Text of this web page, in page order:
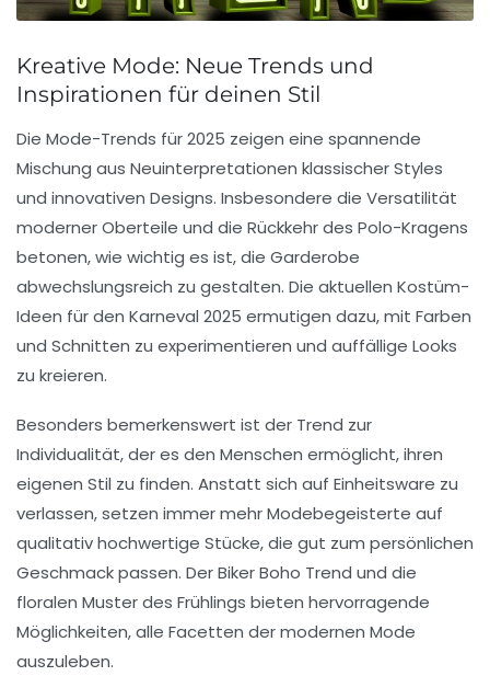
Kreative Mode: Neue Trends und
Inspirationen für deinen Stil
Die Mode-Trends für 2025 zeigen eine spannende
Mischung aus Neuinterpretationen klassischer Styles
und innovativen Designs. Insbesondere die Versatilität
moderner Oberteile und die Rückkehr des Polo-Kragens
betonen, wie wichtig es ist, die Garderobe
abwechslungsreich zu gestalten. Die aktuellen Kostüm-
Ideen für den Karneval 2025 ermutigen dazu, mit Farben
und Schnitten zu experimentieren und auffällige Looks
zu kreieren.
Besonders bemerkenswert ist der Trend zur
Individualität, der es den Menschen ermöglicht, ihren
eigenen Stil zu finden. Anstatt sich auf Einheitsware zu
verlassen, setzen immer mehr Modebegeisterte auf
qualitativ hochwertige Stücke, die gut zum persönlichen
Geschmack passen. DerBiker Boho Trend und die
floralen Muster des Frühlings bieten hervorragende
Möglichkeiten, alle Facetten der modernen Mode
auszuleben.